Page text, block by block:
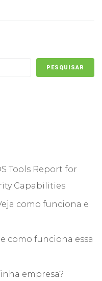
PESQUISAR
Tools Report for
Capabilities
como funciona e
como funciona essa
empresa?